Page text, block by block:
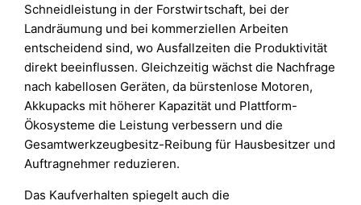
Schneidleistung in der Forstwirtschaft, bei der
Landräumung und bei kommerziellen Arbeiten
entscheidend sind, wo Ausfallzeiten die Produktivität
direkt beeinflussen. Gleichzeitig wächst die Nachfrage
nach kabellosen Geräten, da bürstenlose Motoren,
Akkupacks mit höherer Kapazität und Plattform-
Ökosysteme die Leistung verbessern und die
Gesamtwerkzeugbesitz-Reibung für Hausbesitzer und
Auftragnehmer reduzieren.
Das Kaufverhalten spiegelt auch die